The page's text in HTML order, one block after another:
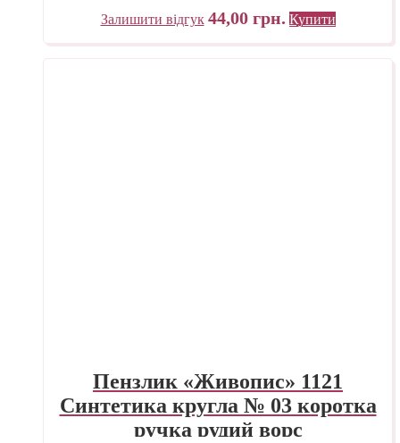
Залишити відгук 44,00 грн. Купити
Пензлик «Живопис» 1121
Синтетика кругла № 03 коротка
ручка рудий ворс